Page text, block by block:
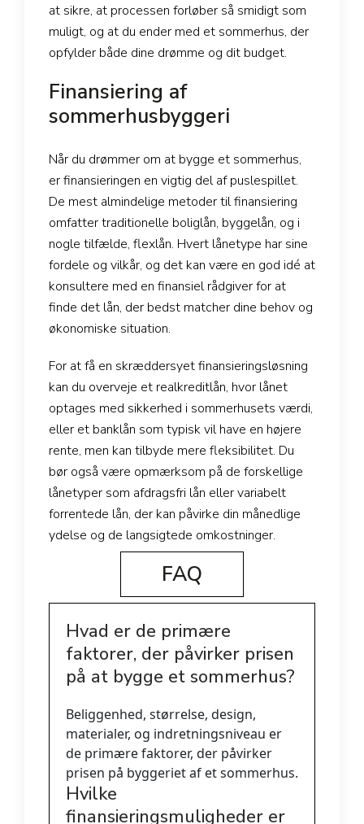
at sikre, at processen forløber så smidigt som
muligt, og at du ender med et sommerhus, der
opfylder både dine drømme og dit budget.
Finansiering af
sommerhusbyggeri
Når du drømmer om at bygge et sommerhus,
er finansieringen en vigtig del af puslespillet.
De mest almindelige metoder til finansiering
omfatter traditionelle boliglån, byggelån, og i
nogle tilfælde, flexlån. Hvert lånetype har sine
fordele og vilkår, og det kan være en god idé at
konsultere med en finansiel rådgiver for at
finde det lån, der bedst matcher dine behov og
økonomiske situation.
For at få en skræddersyet finansieringsløsning
kan du overveje et realkreditlån, hvor lånet
optages med sikkerhed i sommerhusets værdi,
eller et banklån som typisk vil have en højere
rente, men kan tilbyde mere fleksibilitet. Du
bør også være opmærksom på de forskellige
lånetyper som afdragsfri lån eller variabelt
forrentede lån, der kan påvirke din månedlige
ydelse og de langsigtede omkostninger.
FAQ
Hvad er de primære
faktorer, der påvirker prisen
på at bygge et sommerhus?
Beliggenhed, størrelse, design,
materialer, og indretningsniveau er
de primære faktorer, der påvirker
prisen på byggeriet af et sommerhus.
Hvilke
finansieringsmuligheder er